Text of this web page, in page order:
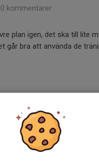
0 kommentarer
plan igen, det ska till lite
går bra att använda de
0 kommentarer